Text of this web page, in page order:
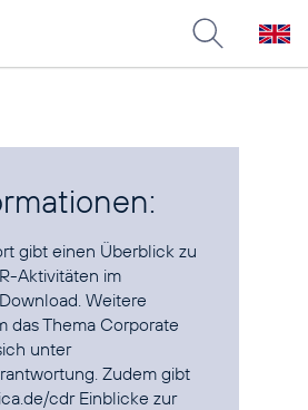
gibt einen Überblick zu
Aktivitäten im
Weitere
das Thema Corporate
unter
. Zudem gibt
cdrEinblicke zur